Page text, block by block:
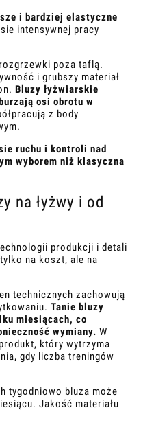
i bardziej elastyczne
intensywnej pracy
poza taflą.
i grubszy materiał
Bluzy łyżwiarskie
osi obrotu w
z body
ruchu i kontroli nad
wyborem niż klasyczna
na łyżwy i od
produkcji i detali
na koszt, ale na
technicznych zachowują
Tanie bluzy
miesiącach, co
wymiany. W
który wytrzyma
gdy liczba treningów
tygodniowo bluza może
Jakość materiału